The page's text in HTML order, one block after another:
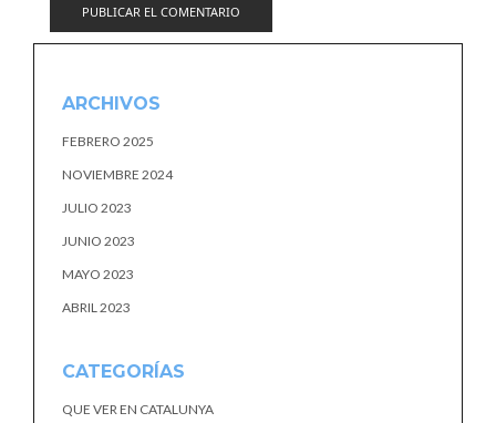
ARCHIVOS
FEBRERO 2025
NOVIEMBRE 2024
JULIO 2023
JUNIO 2023
MAYO 2023
ABRIL 2023
CATEGORÍAS
QUE VER EN CATALUNYA